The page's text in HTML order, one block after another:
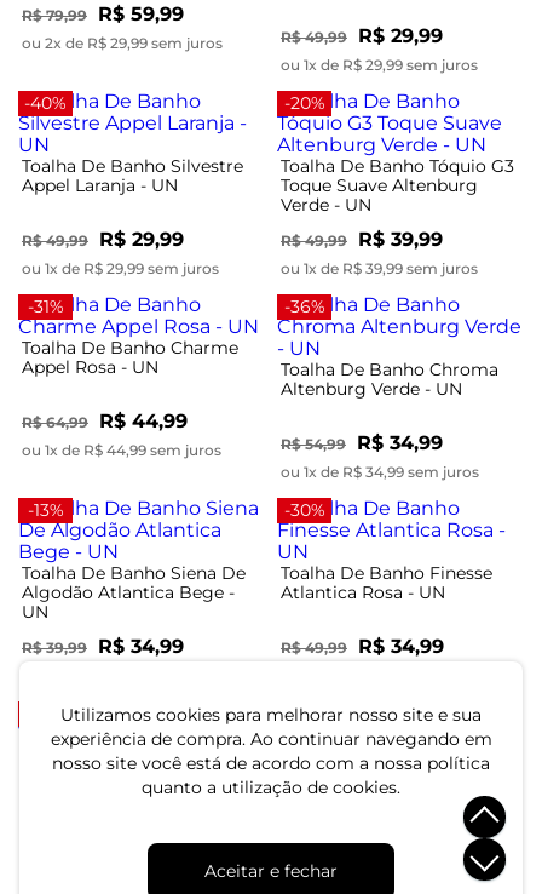
Utilizamos cookies para melhorar nosso site e sua
experiência de compra. Ao continuar navegando em
nosso site você está de acordo com a nossa política
quanto a utilização de cookies.
Aceitar e fechar
R$ 79,99 R$ 59,99
ou 2x de R$ 29,99 sem juros R$ 49,99 R$ 29,99
ou 1x de R$ 29,99 sem juros
-40%
Toalha De Banho Silvestre
Appel Laranja - UN
R$ 49,99 R$ 29,99
ou 1x de R$ 29,99 sem juros
-20%
Toalha De Banho Tóquio G3
Toque Suave Altenburg
Verde - UN
R$ 49,99 R$ 39,99
ou 1x de R$ 39,99 sem juros
-31%
Toalha De Banho Charme
Appel Rosa - UN
R$ 64,99 R$ 44,99
ou 1x de R$ 44,99 sem juros
-36%
Toalha De Banho Chroma
Altenburg Verde - UN
R$ 54,99 R$ 34,99
ou 1x de R$ 34,99 sem juros
-13%
Toalha De Banho Siena De
Algodão Atlantica Bege -
UN
R$ 39,99 R$ 34,99
-30%
Toalha De Banho Finesse
Atlantica Rosa - UN
R$ 49,99 R$ 34,99
-23%
Toalha De Banho Velvet
Altenburg Azul - UN
R$ 49,99
ou 1x de R$ 49,99 sem juros
-23%
Toalha De Banho Velvet
Altenburg Laranja - UN
R$ 49,99
ou 1x de R$ 49,99 sem juros